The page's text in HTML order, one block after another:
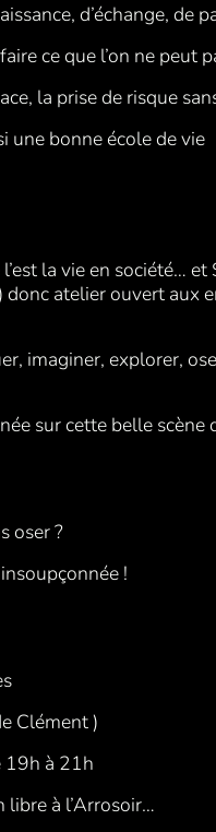
d’échange, de
ce que l’on ne peut
la prise de risque
une bonne école de vie
la vie en société…
donc atelier ouvert aux
imaginer, explorer,
sur cette belle scène
oser ?
!
Clément )
19h à 21h
libre à l’Arrosoir…